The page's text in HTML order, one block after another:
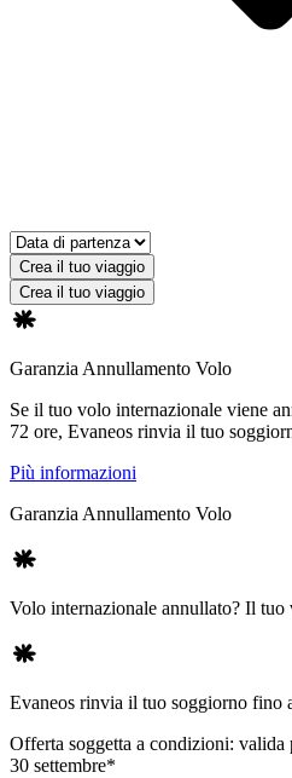
Crea il tuo viaggio
Crea il tuo viaggio
Garanzia Annullamento Volo
Se il tuo volo internazionale viene
72 ore, Evaneos rinvia il tuo
Più informazioni
Garanzia Annullamento Volo
Volo internazionale annullato? Il tuo
Evaneos rinvia il tuo soggiorno fino
Offerta soggetta a condizioni:
30 settembre*